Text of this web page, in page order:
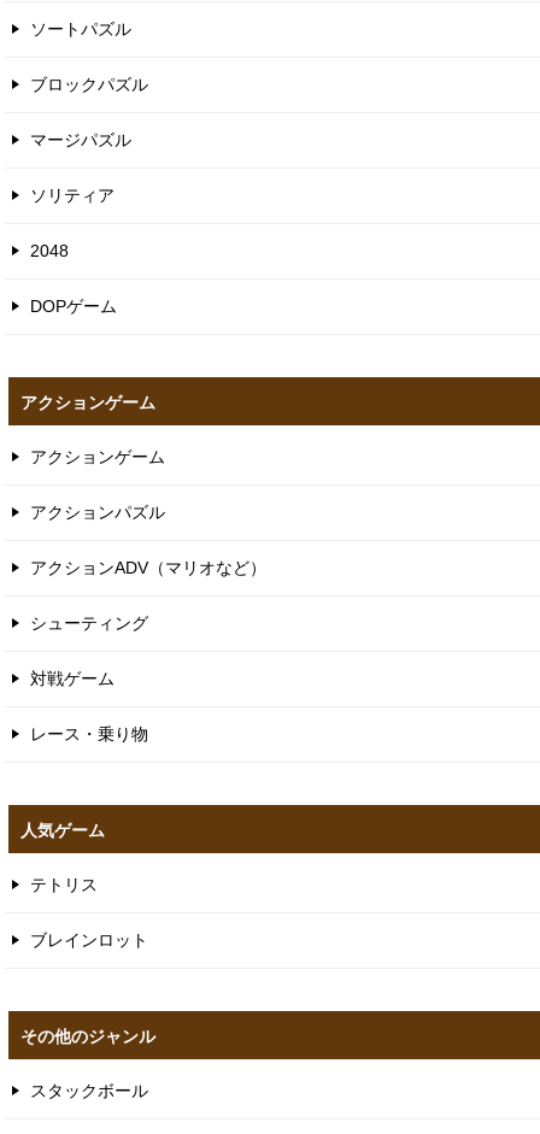
ソートパズル
ブロックパズル
マージパズル
ソリティア
2048
DOPゲーム
アクションゲーム
アクションゲーム
アクションパズル
アクションADV（マリオなど）
シューティング
対戦ゲーム
レース・乗り物
人気ゲーム
テトリス
ブレインロット
その他のジャンル
スタックボール